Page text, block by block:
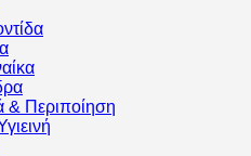
& Περιποίηση